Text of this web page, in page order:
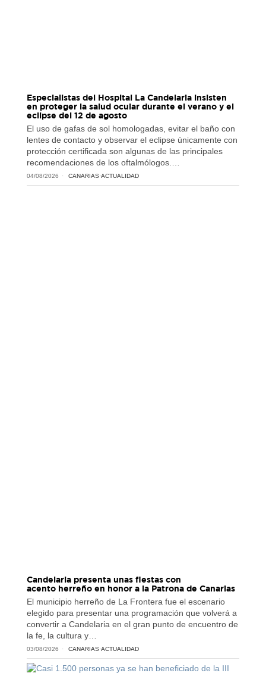
Especialistas del Hospital La Candelaria insisten
en proteger la salud ocular durante el verano y el
eclipse del 12 de agosto
El uso de gafas de sol homologadas, evitar el baño con
lentes de contacto y observar el eclipse únicamente con
protección certificada son algunas de las principales
recomendaciones de los oftalmólogos.…
04/08/2026 CANARIAS·ACTUALIDAD
Candelaria presenta unas fiestas con
acento herreño en honor a la Patrona de Canarias
El municipio herreño de La Frontera fue el escenario
elegido para presentar una programación que volverá a
convertir a Candelaria en el gran punto de encuentro de
la fe, la cultura y…
03/08/2026 CANARIAS·ACTUALIDAD